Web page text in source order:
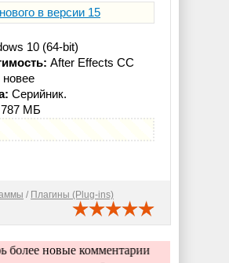
в версии 15
10 (64-bit)
After Effects CC
новее
Серийник.
787 МБ
/ Плагины (Plug-ins)
более новые комментарии